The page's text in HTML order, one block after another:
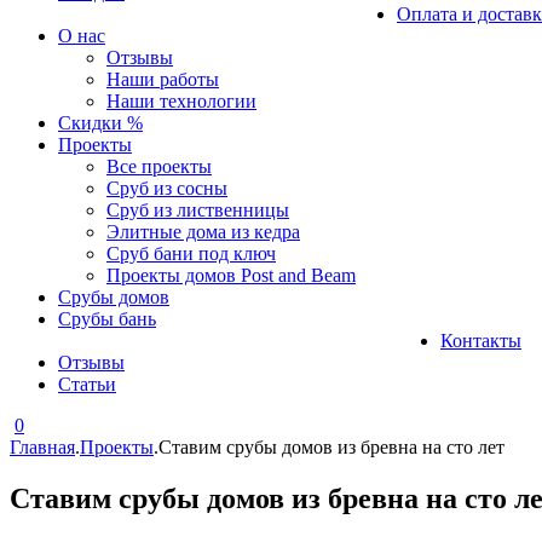
Оплата и
О нас
Отзывы
Наши работы
Наши технологии
Скидки %
Проекты
Все проекты
Сруб из сосны
Сруб из лиственницы
Элитные дома из кедра
Сруб бани под ключ
Проекты домов Post and Beam
Срубы домов
Срубы бань
Контакты
Отзывы
Статьи
0
Главная.Проекты.Ставим срубы домов из бревна на сто лет
Ставим срубы домов из бревна на сто